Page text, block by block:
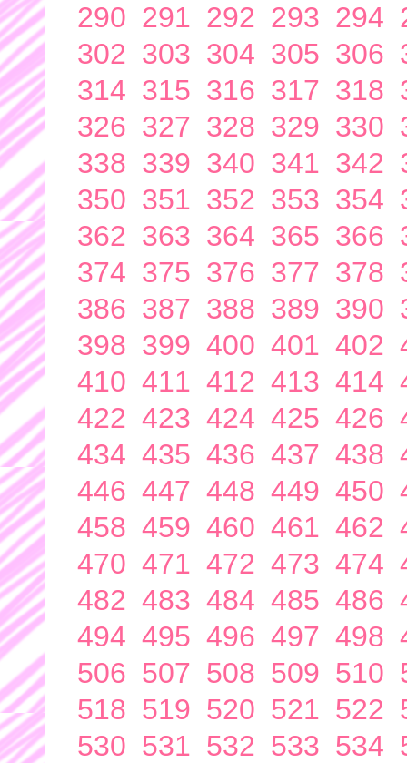
290 291 292 293 294
302 303 304 305 306
314 315 316 317 318
326 327 328 329 330
338 339 340 341 342
350 351 352 353 354
362 363 364 365 366
374 375 376 377 378
386 387 388 389 390
398 399 400 401 402
410 411 412 413 414
422 423 424 425 426
434 435 436 437 438
446 447 448 449 450
458 459 460 461 462
470 471 472 473 474
482 483 484 485 486
494 495 496 497 498
506 507 508 509 510
518 519 520 521 522
530 531 532 533 534